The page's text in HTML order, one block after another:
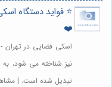
⭐️ فواید دستگاه
❤️
اسکی فضایی در تهران -
نیز شناخته می شود،
تبدیل شده است. |